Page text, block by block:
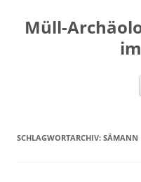
springen
Müll-
SCHLAGWORTARCHIV: SÄMANN